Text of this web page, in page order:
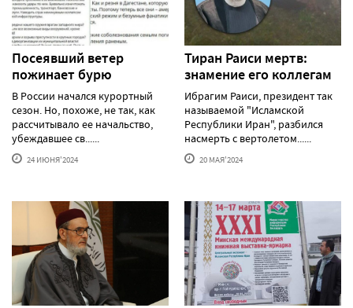
Посеявший ветер
пожинает бурю
В России начался курортный
сезон. Но, похоже, не так, как
рассчитывало ее начальство,
убеждавшее св......
24 ИЮНЯ'2024
Тиран Раиси мертв:
знамение его коллегам
Ибрагим Раиси, президент так
называемой "Исламской
Республики Иран", разбился
насмерть с вертолетом......
20 МАЯ'2024